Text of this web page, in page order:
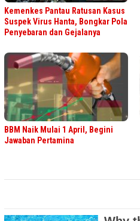
Kemenkes Pantau Ratusan Kasus
Suspek Virus Hanta, Bongkar Pola
Penyebaran dan Gejalanya
BBM Naik Mulai 1 April, Begini
Jawaban Pertamina